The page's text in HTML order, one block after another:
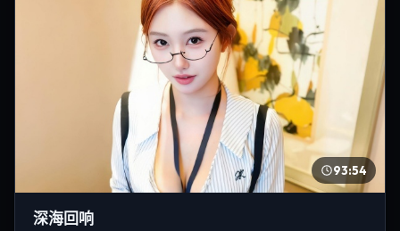
93:54
深海回响